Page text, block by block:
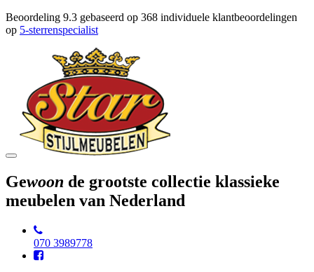
Beoordeling 9.3 gebaseerd op 368 individuele klantbeoordelingen
op 5-sterrenspecialist
Toggle
Gewoon de grootste collectie klassieke
meubelen van Nederland
070 3989778